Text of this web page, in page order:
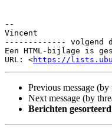
--
Vincent
------------- volgend
Een HTML-bijlage is
URL: <https://
Previous message (by
Next message (by
Berichten